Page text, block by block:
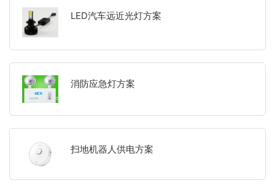
LED汽车远近光灯方案
消防应急灯方案
扫地机器人供电方案